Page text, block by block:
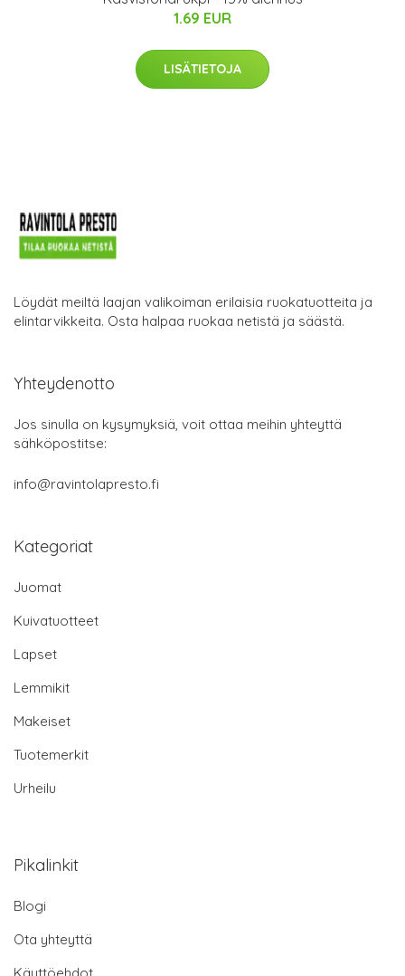
1.69 EUR
LISÄTIETOJA
Löydät meiltä laajan valikoiman erilaisia ruokatuotteita ja
elintarvikkeita. Osta halpaa ruokaa netistä ja säästä.
Yhteydenotto
Jos sinulla on kysymyksiä, voit ottaa meihin yhteyttä
sähköpostitse:
info@ravintolapresto.fi
Kategoriat
Juomat
Kuivatuotteet
Lapset
Lemmikit
Makeiset
Tuotemerkit
Urheilu
Pikalinkit
Blogi
Ota yhteyttä